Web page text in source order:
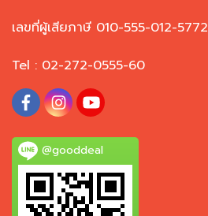
เลขที่ผู้เสียภาษี 010-555-012-5772
Tel : 02-272-0555-60
@gooddeal